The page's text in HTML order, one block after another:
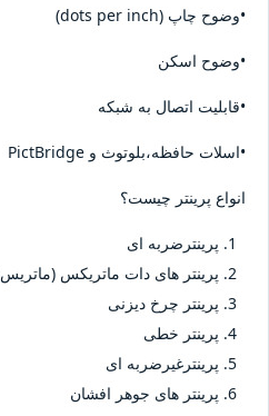
•وضوح چاپ (dots per inch)
•وضوح اسکن
•قابلیت اتصال به شبکه
•اسلات حافظه،بلوتوث و PictBridge
انواع پرینتر چیست؟
پرینترضربه ای
پرینتر های دات ماتریکس
پرینتر چرخ دیزنی
پرینتر خطی
پرینترغیرضربه ای
پرینتر های جوهر افشان